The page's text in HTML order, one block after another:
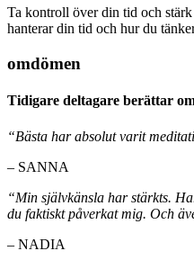
Ta kontroll över din tid och
hanterar din tid och hur du
omdömen
Tidigare deltagare berättar
“Bästa har absolut varit
– SANNA
“Min självkänsla har stärkts.
du faktiskt påverkat mig. Och
– NADIA